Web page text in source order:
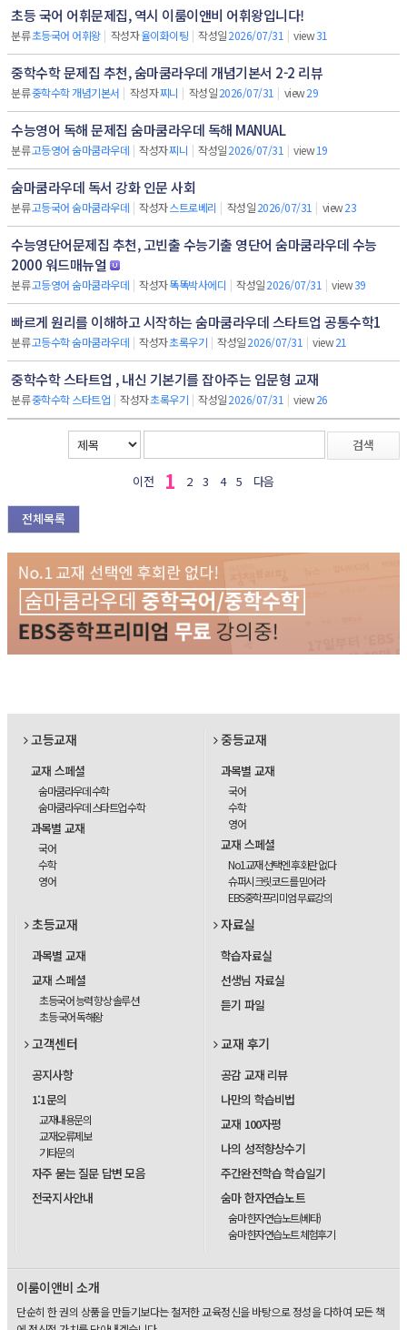
초등 국어 어휘문제집, 역시 이룸이앤비 어휘왕입니다!
분류초등국어 어휘왕 | 작성자율이화이팅 | 작성일2026/07/31 | view31
중학수학 문제집 추천, 숨마쿰라우데 개념기본서 2-2 리뷰
분류중학수학 개념기본서 | 작성자찌니 | 작성일2026/07/31 | view29
수능영어 독해 문제집 숨마쿰라우데 독해 MANUAL
분류고등영어 숨마쿰라우데 | 작성자찌니 | 작성일2026/07/31 | view19
숨마쿰라우데 독서 강화 인문 사회
분류고등국어 숨마쿰라우데 | 작성자스트로베리 | 작성일2026/07/31 | view23
수능영단어문제집 추천, 고빈출 수능기출 영단어 숨마쿰라우데 수능
2000 워드매뉴얼
분류고등영어 숨마쿰라우데 | 작성자똑똑박사에디 | 작성일2026/07/31 | view39
빠르게 원리를 이해하고 시작하는 숨마쿰라우데 스타트업 공통수학1
분류고등수학 숨마쿰라우데 | 작성자초록우기 | 작성일2026/07/31 | view21
중학수학 스타트업 , 내신 기본기를 잡아주는 입문형 교재
분류중학수학 스타트업 | 작성자초록우기 | 작성일2026/07/31 | view26
검색
이전 1 2 3 4 5 다음
전체목록
고등교재
교재 스페셜
숨마쿰라우데 수학
숨마쿰라우데 스타트업 수학
과목별 교재
국어
수학
영어
중등교재
과목별 교재
국어
수학
영어
교재 스페셜
No1교재 선택엔 후회란 없다
슈퍼시크릿코드를 믿어라
EBS중학프리미엄 무료강의
초등교재
과목별 교재
교재 스페셜
초등국어 능력 향상 솔루션
초등 국어 독해왕
자료실
학습자료실
선생님 자료실
듣기 파일
고객센터
공지사항
1:1문의
교재내용문의
교재오류제보
기타문의
자주 묻는 질문 답변 모음
전국지사안내
교재 후기
공감 교재 리뷰
나만의 학습비법
교재 100자평
나의 성적향상수기
주간완전학습 학습일기
숨마 한자연습노트
숨마 한자연습노트(베타)
숨마 한자연습노트 체험후기
이룸이앤비 소개
단순히 한 권의 상품을 만들기보다는 철저한 교육정신을 바탕으로 정성을 다하여 모든 책